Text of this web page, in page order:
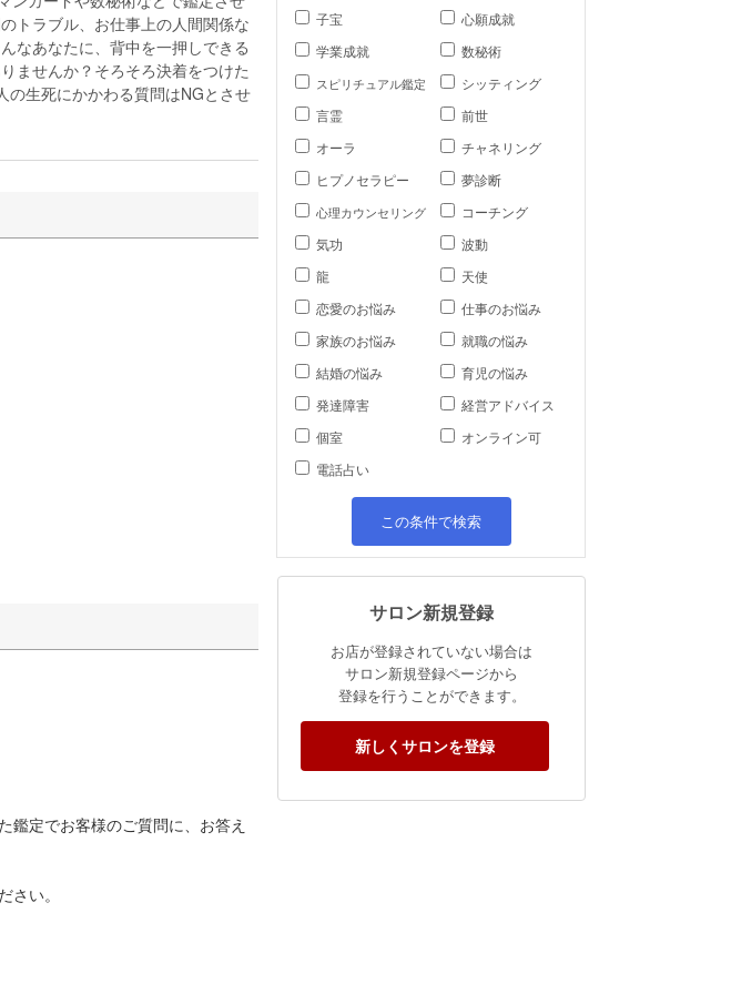
トラブル、お仕事上の人間関係な
なあなたに、背中を一押しできる
ませんか？そろそろ決着をつけた
の生死にかかわる質問はNGとさせ
鑑定でお客様のご質問に、お答え
い。
子宝
心願成就
学業成就
数秘術
スピリチュアル鑑定
シッティング
言霊
前世
オーラ
チャネリング
ヒプノセラピー
夢診断
心理カウンセリング
コーチング
気功
波動
龍
天使
恋愛のお悩み
仕事のお悩み
家族のお悩み
就職の悩み
結婚の悩み
育児の悩み
発達障害
経営アドバイス
個室
オンライン可
電話占い
この条件で検索
サロン新規登録
お店が登録されていない場合は
サロン新規登録ページから
登録を行うことができます。
新しくサロンを登録